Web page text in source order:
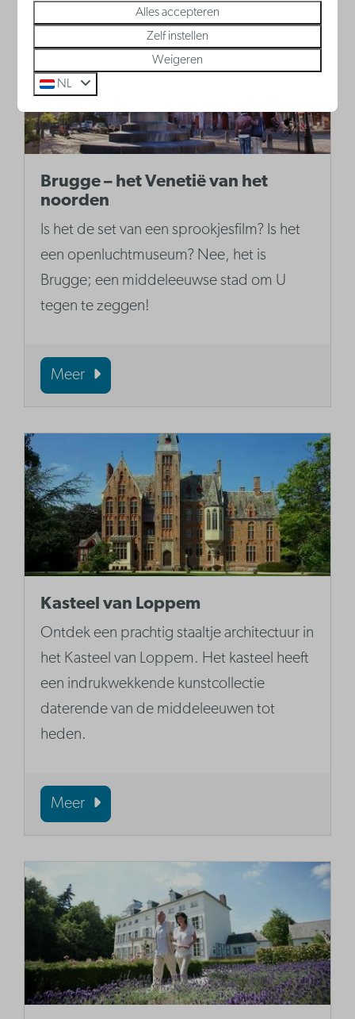
Brugge – het Venetië van het
noorden
Is het de set van een sprookjesfilm? Is het
een openluchtmuseum? Nee, het is
Brugge; een middeleeuwse stad om U
tegen te zeggen!
Meer
Kasteel van Loppem
Ontdek een prachtig staaltje architectuur in
het Kasteel van Loppem. Het kasteel heeft
een indrukwekkende kunstcollectie
daterende van de middeleeuwen tot
heden.
Meer
Alles accepteren
Zelf instellen
Weigeren
NL